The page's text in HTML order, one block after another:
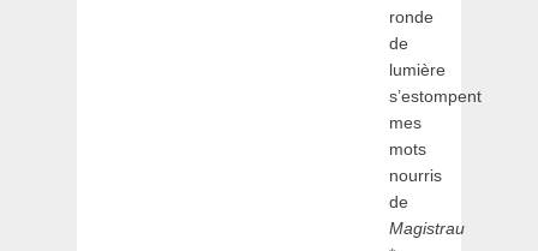
ronde
de
lumière
s’estompent
mes
mots
nourris
de
Magistrau